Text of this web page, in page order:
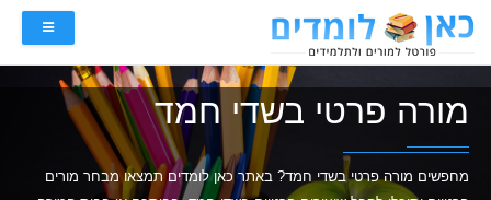
מורה פרטי בשדי חמד
מחפשים מורה פרטי בשדי חמד? באתר כאן לומדים תמצאו מבחר מורים